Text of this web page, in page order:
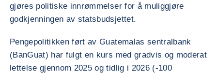
gjøres politiske innrømmelser for å muliggjøre
godkjenningen av statsbudsjettet.
Pengepolitikken ført av Guatemalas sentralbank
(BanGuat) har fulgt en kurs med gradvis og moderat
lettelse gjennom 2025 og tidlig i 2026 (-100